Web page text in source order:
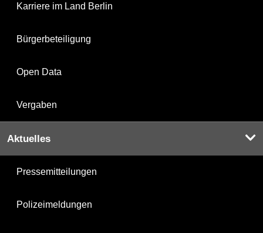
Karriere im Land Berlin
Bürgerbeteiligung
Open Data
Vergaben
Aktuelles
Pressemitteilungen
Polizeimeldungen